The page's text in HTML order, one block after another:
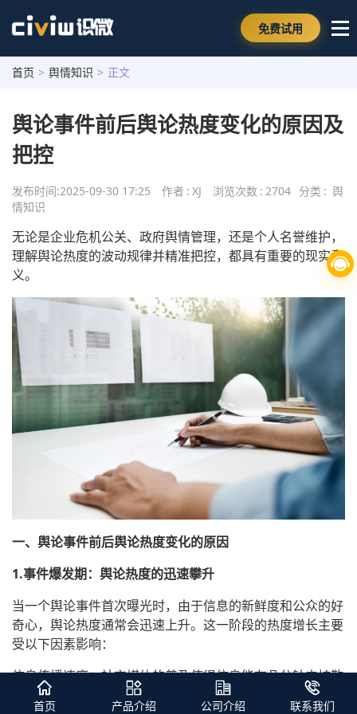
免费试用
首页 > 舆情知识 > 正文
舆论事件前后舆论热度变化的原因及
把控
发布时间:2025-09-30 17:25 作者 : XJ 浏览次数 : 2704 分类 : 舆
情知识
无论是企业危机公关、政府舆情管理，还是个人名誉维护，
理解舆论热度的波动规律并精准把控，都具有重要的现实意
义。
一、舆论事件前后舆论热度变化的原因
1.事件爆发期：舆论热度的迅速攀升
当一个舆论事件首次曝光时，由于信息的新鲜度和公众的好
奇心，舆论热度通常会迅速上升。这一阶段的热度增长主要
受以下因素影响：
信息传播速度：社交媒体的普及使得信息能在几分钟内扩散
至全网，加速舆论发酵。
首页 产品介绍 公司介绍 联系我们